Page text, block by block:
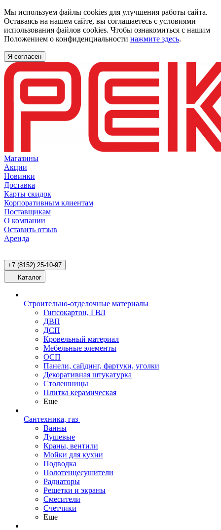
Мы используем файлы cookies для улучшения работы сайта.
Оставаясь на нашем сайте, вы соглашаетесь с условиями
использования файлов cookies. Чтобы ознакомиться с нашим
Положением о конфиденциальности нажмите здесь.
Я согласен
Магазины
Акции
Новинки
Доставка
Карты скидок
Корпоративным клиентам
Поставщикам
О компании
Оставить отзыв
Аренда
+7 (8152) 25-10-97
Каталог
Строительно-отделочные материалы
Гипсокартон, ГВЛ
ДВП
ДСП
Кровельный материал
Мебельные элементы
ОСП
Панели, сайдинг, фартуки, уголки
Декоративная штукатурка
Столешницы
Плитка керамическая
Еще
Сантехника, газ
Ванны
Душевые
Краны, вентили
Мойки для кухни
Подводка
Полотенцесушители
Радиаторы
Решетки и экраны
Смесители
Счетчики
Еще